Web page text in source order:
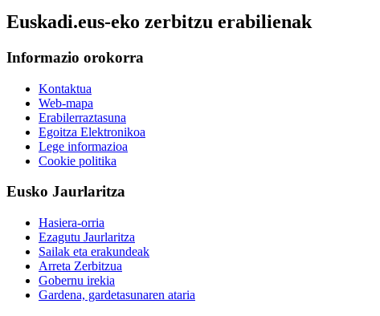
Euskadi.eus-eko zerbitzu erabilienak
Informazio orokorra
Kontaktua
Web-mapa
Erabilerraztasuna
Egoitza Elektronikoa
Lege informazioa
Cookie politika
Eusko Jaurlaritza
Hasiera-orria
Ezagutu Jaurlaritza
Sailak eta erakundeak
Arreta Zerbitzua
Gobernu irekia
Gardena, gardetasunaren ataria